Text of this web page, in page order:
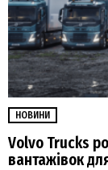
НОВИНИ
Volvo Trucks
вантажівок